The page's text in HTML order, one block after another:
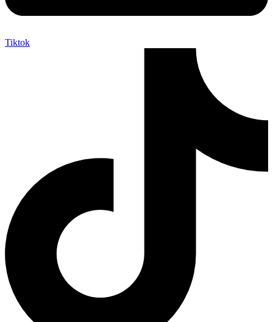
Tiktok